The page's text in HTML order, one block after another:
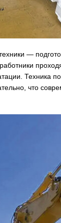
—
Техника
что